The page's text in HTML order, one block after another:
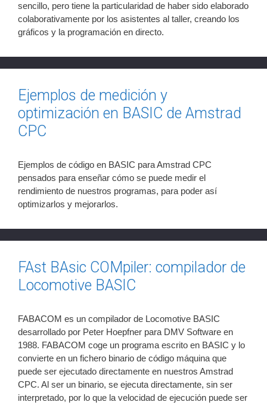
sencillo, pero tiene la particularidad de haber sido elaborado
colaborativamente por los asistentes al taller, creando los
gráficos y la programación en directo.
Ejemplos de medición y
optimización en BASIC de Amstrad
CPC
Ejemplos de código en BASIC para Amstrad CPC
pensados para enseñar cómo se puede medir el
rendimiento de nuestros programas, para poder así
optimizarlos y mejorarlos.
FAst BAsic COMpiler: compilador de
Locomotive BASIC
FABACOM es un compilador de Locomotive BASIC
desarrollado por Peter Hoepfner para DMV Software en
1988. FABACOM coge un programa escrito en BASIC y lo
convierte en un fichero binario de código máquina que
puede ser ejecutado directamente en nuestros Amstrad
CPC. Al ser un binario, se ejecuta directamente, sin ser
interpretado, por lo que la velocidad de ejecución puede ser